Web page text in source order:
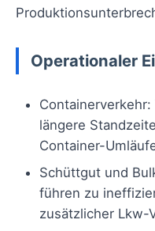
Operationaler
längere
Container-
Schüttgut und
führen zu
zusätzlicher Lkw-